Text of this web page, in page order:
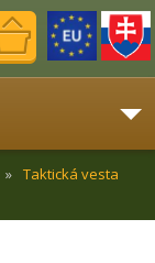
Taktická vesta